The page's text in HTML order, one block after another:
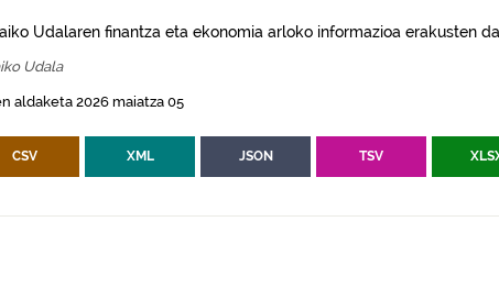
Udalaren finantza eta ekonomia arloko informazioa erakusten
Udala
aldaketa 2026 maiatza 05
CSV XML JSON TSV